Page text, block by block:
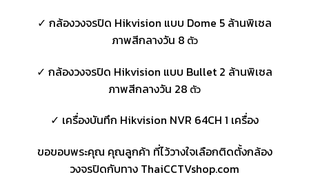
✓ กล้องวงจรปิด Hikvision แบบ Dome 5 ล้านพิเซล
ภาพสีกลางวัน 8 ตัว
✓ กล้องวงจรปิด Hikvision แบบ Bullet 2 ล้านพิเซล
ภาพสีกลางวัน 28 ตัว
✓ เครื่องบันทึก Hikvision NVR 64CH 1 เครื่อง
ขอขอบพระคุณ คุณลูกค้า ที่ไว้วางใจเลือกติดตั้งกล้อง
วงจรปิดกับทาง ThaiCCTVshop.com